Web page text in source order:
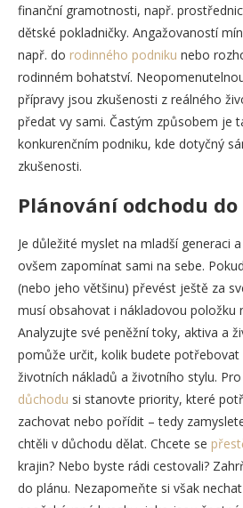
finanční gramotnosti, např.
dětské pokladničky. Angažovaností
např. do rodinného podniku nebo
rodinném bohatství.
přípravy jsou zkušenosti z reálného
předat vy sami. Častým způsobem je
konkurenčním podniku, kde dotyčný
zkušenosti.
Plánování odchodu
Je důležité myslet na mladší generaci
ovšem zapomínat sami na sebe.
(nebo jeho většinu) převést ještě za
musí obsahovat i nákladovou položku
Analyzujte své peněžní toky, aktiva a
pomůže určit, kolik budete potřebovat
životních nákladů a životního stylu.
důchodu si stanovte priority, které
zachovat nebo pořídit – tedy
chtěli v důchodu dělat. Chcete se
krajin? Nebo byste rádi cestovali?
do plánu. Nezapomeňte si však